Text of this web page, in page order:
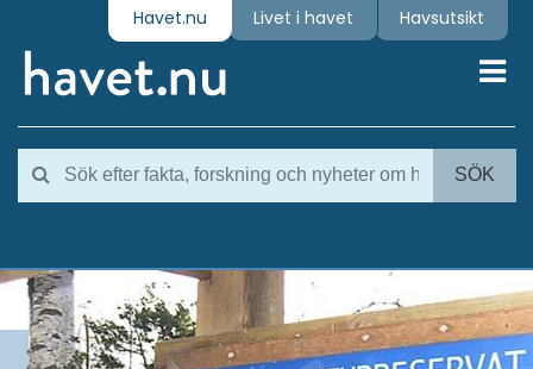
Havet.nu Livet i havet Havsutsikt
SÖK